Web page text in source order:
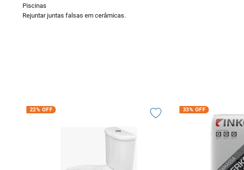
Piscinas
Rejuntar juntas falsas em cerâmicas.
22% OFF 33% OFF